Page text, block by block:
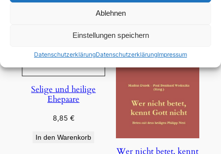
Ablehnen
Einstellungen speichern
DatenschutzerklärungDatenschutzerklärungImpressum
Selige und heilige
Ehepaare
8,85 €
In den Warenkorb
Wer nicht betet, kennt